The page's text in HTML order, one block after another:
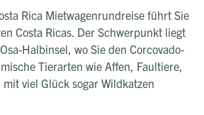
Rica Mietwagenrundreise führt Sie
Costa Ricas. Der Schwerpunkt liegt
Halbinsel, wo Sie den Corcovado-
Tierarten wie Affen, Faultiere,
viel Glück sogar Wildkatzen